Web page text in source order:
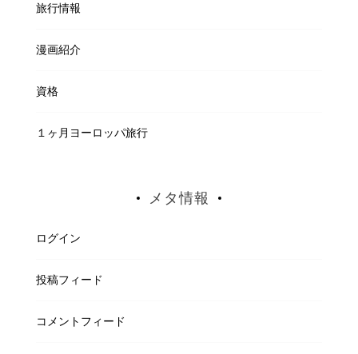
旅行情報
漫画紹介
資格
１ヶ月ヨーロッパ旅行
メタ情報
ログイン
投稿フィード
コメントフィード